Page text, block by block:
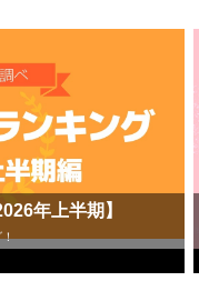
年上半期】
！